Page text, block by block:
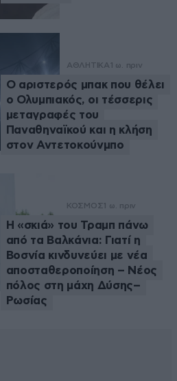
ΑΘΛΗΤΙΚΑ 1 ω. πριν
Ο αριστερός μπακ που θέλει
ο Ολυμπιακός, οι τέσσερις
μεταγραφές του
Παναθηναϊκού και η κλήση
στον Αντετοκούνμπο
ΚΟΣΜΟΣ 1 ω. πριν
Η «σκιά» του Τραμπ πάνω
από τα Βαλκάνια: Γιατί η
Βοσνία κινδυνεύει με νέα
αποσταθεροποίηση – Νέος
πόλος στη μάχη Δύσης–
Ρωσίας